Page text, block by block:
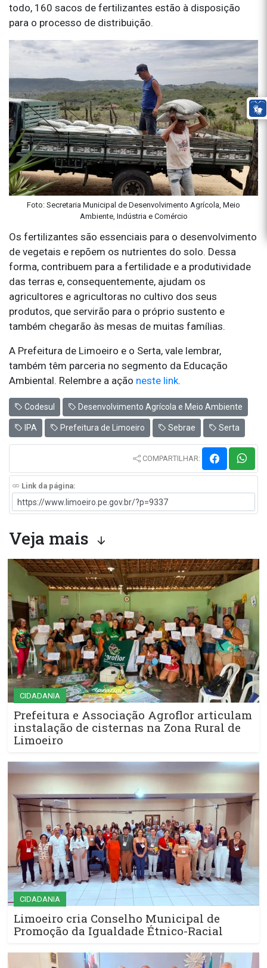
todo, 160 sacos de fertilizantes estão à disposição
para o processo de distribuição.
Foto: Secretaria Municipal de Desenvolvimento Agrícola, Meio
Ambiente, Indústria e Comércio
Os fertilizantes são essenciais para o desenvolvimento
de vegetais e repõem os nutrientes do solo. Dessa
forma, contribuem para a fertilidade e a produtividade
das terras e, consequentemente, ajudam os
agricultores e agricultoras no cultivo dos seus
produtos, que servirão para o próprio sustento e
também chegarão às mesas de muitas famílias.
A Prefeitura de Limoeiro e o Serta, vale lembrar,
também têm parceria no segmento da Educação
Ambiental. Relembre a ação neste link.
Codesul Desenvolvimento Agrícola e Meio Ambiente
IPA Prefeitura de Limoeiro Sebrae Serta
COMPARTILHAR:
Link da página:
Veja mais
CIDADANIA
Prefeitura e Associação Agroflor articulam
instalação de cisternas na Zona Rural de
Limoeiro
CIDADANIA
Limoeiro cria Conselho Municipal de
Promoção da Igualdade Étnico-Racial